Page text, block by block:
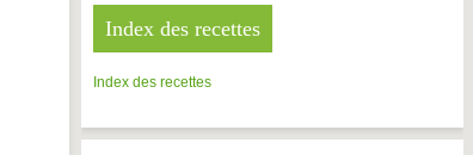
Index des recettes
Index des recettes